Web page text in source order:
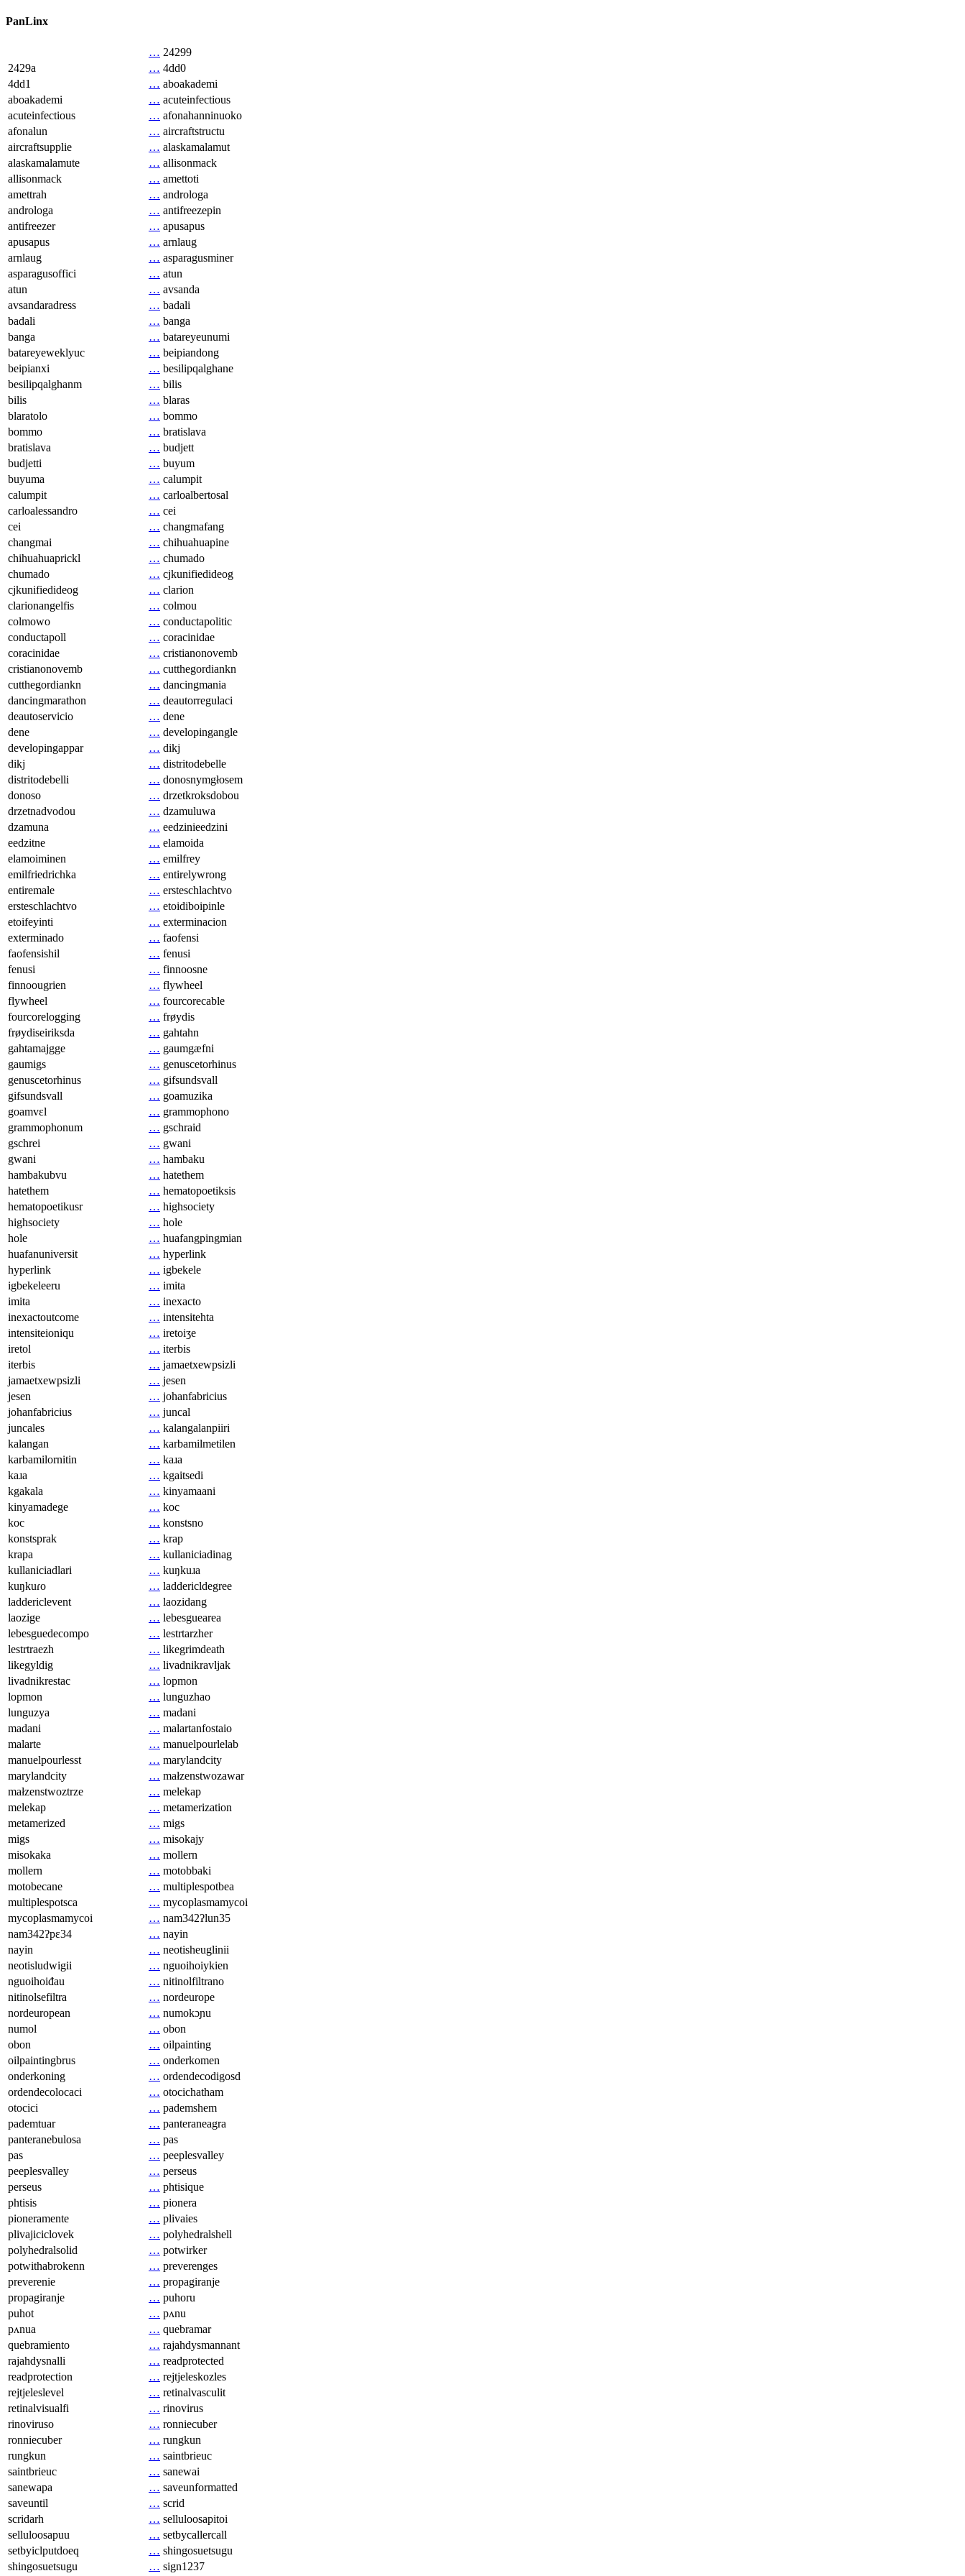
PanLinx
… 24299
2429a
… 4dd0
4dd1
… aboakademi
aboakademi
… acuteinfectious
acuteinfectious
… afonahanninuoko
afonalun
… aircraftstructu
aircraftsupplie
… alaskamalamut
alaskamalamute
… allisonmack
allisonmack
… amettoti
amettrah
… androloga
androloga
… antifreezepin
antifreezer
… apusapus
apusapus
… arnlaug
arnlaug
… asparagusminer
asparagusoffici
… atun
atun
… avsanda
avsandaradress
… badali
badali
… banga
banga
… batareyeunumi
batareyeweklyuc
… beipiandong
beipianxi
… besilipqalghane
besilipqalghanm
… bilis
bilis
… blaras
blaratolo
… bommo
bommo
… bratislava
bratislava
… budjett
budjetti
… buyum
buyuma
… calumpit
calumpit
… carloalbertosal
carloalessandro
… cei
cei
… changmafang
changmai
… chihuahuapine
chihuahuaprickl
… chumado
chumado
… cjkunifiedideog
cjkunifiedideog
… clarion
clarionangelfis
… colmou
colmowo
… conductapolitic
conductapoll
… coracinidae
coracinidae
… cristianonovemb
cristianonovemb
… cutthegordiankn
cutthegordiankn
… dancingmania
dancingmarathon
… deautorregulaci
deautoservicio
… dene
dene
… developingangle
developingappar
… dikj
dikj
… distritodebelle
distritodebelli
… donosnymgłosem
donoso
… drzetkroksdobou
drzetnadvodou
… dzamuluwa
dzamuna
… eedzinieedzini
eedzitne
… elamoida
elamoiminen
… emilfrey
emilfriedrichka
… entirelywrong
entiremale
… ersteschlachtvo
ersteschlachtvo
… etoidiboipinle
etoifeyinti
… exterminacion
exterminado
… faofensi
faofensishil
… fenusi
fenusi
… finnoosne
finnoougrien
… flywheel
flywheel
… fourcorecable
fourcorelogging
… frøydis
frøydiseiriksda
… gahtahn
gahtamajgge
… gaumgæfni
gaumigs
… genuscetorhinus
genuscetorhinus
… gifsundsvall
gifsundsvall
… goamuzika
goamvɛl
… grammophono
grammophonum
… gschraid
gschrei
… gwani
gwani
… hambaku
hambakubvu
… hatethem
hatethem
… hematopoetiksis
hematopoetikusr
… highsociety
highsociety
… hole
hole
… huafangpingmian
huafanuniversit
… hyperlink
hyperlink
… igbekele
igbekeleeru
… imita
imita
… inexacto
inexactoutcome
… intensitehta
intensiteioniqu
… iretoiʒe
iretol
… iterbis
iterbis
… jamaetxewpsizli
jamaetxewpsizli
… jesen
jesen
… johanfabricius
johanfabricius
… juncal
juncales
… kalangalanpiiri
kalangan
… karbamilmetilen
karbamilornitin
… kaɹa
kaɹa
… kgaitsedi
kgakala
… kinyamaani
kinyamadege
… koc
koc
… konstsno
konstsprak
… krap
krapa
… kullaniciadinag
kullaniciadlari
… kuŋkuɹa
kuŋkuɾo
… laddericldegree
laddericlevent
… laozidang
laozige
… lebesguearea
lebesguedecompo
… lestrtarzher
lestrtraezh
… likegrimdeath
likegyldig
… livadnikravljak
livadnikrestac
… lopmon
lopmon
… lunguzhao
lunguzya
… madani
madani
… malartanfostaio
malarte
… manuelpourlelab
manuelpourlesst
… marylandcity
marylandcity
… małzenstwozawar
małzenstwoztrze
… melekap
melekap
… metamerization
metamerized
… migs
migs
… misokajy
misokaka
… mollern
mollern
… motobbaki
motobecane
… multiplespotbea
multiplespotsca
… mycoplasmamycoi
mycoplasmamycoi
… nam342ʔlun35
nam342ʔpɛ34
… nayin
nayin
… neotisheuglinii
neotisludwigii
… nguoihoiykien
nguoihoiđau
… nitinolfiltrano
nitinolsefiltra
… nordeurope
nordeuropean
… numokɔɲu
numol
… obon
obon
… oilpainting
oilpaintingbrus
… onderkomen
onderkoning
… ordendecodigosd
ordendecolocaci
… otocichatham
otocici
… pademshem
pademtuar
… panteraneagra
panteranebulosa
… pas
pas
… peeplesvalley
peeplesvalley
… perseus
perseus
… phtisique
phtisis
… pionera
pioneramente
… plivaies
plivajiciclovek
… polyhedralshell
polyhedralsolid
… potwirker
potwithabrokenn
… preverenges
preverenie
… propagiranje
propagiranje
… puhoru
puhot
… pʌnu
pʌnua
… quebramar
quebramiento
… rajahdysmannant
rajahdysnalli
… readprotected
readprotection
… rejtjeleskozles
rejtjeleslevel
… retinalvasculit
retinalvisualfi
… rinovirus
rinoviruso
… ronniecuber
ronniecuber
… rungkun
rungkun
… saintbrieuc
saintbrieuc
… sanewai
sanewapa
… saveunformatted
saveuntil
… scrid
scridarh
… selluloosapitoi
selluloosapuu
… setbycallercall
setbyiclputdoeq
… shingosuetsugu
shingosuetsugu
… sign1237